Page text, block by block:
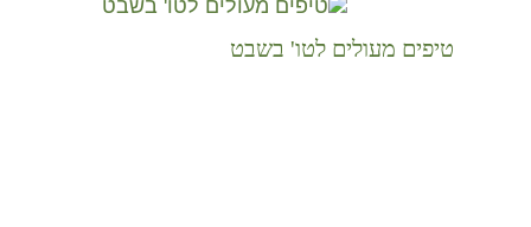
טיפים מעולים לטו' בשבט